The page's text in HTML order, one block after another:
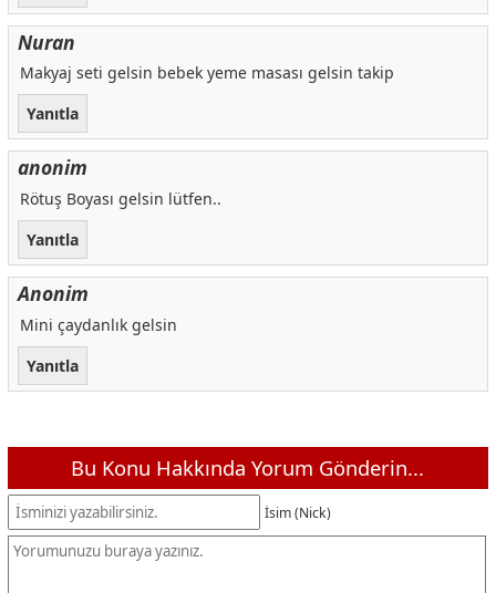
Nuran
Makyaj seti gelsin bebek yeme masası gelsin takip
Yanıtla
anonim
Rötuş Boyası gelsin lütfen..
Yanıtla
Anonim
Mini çaydanlık gelsin
Yanıtla
Bu Konu Hakkında Yorum Gönderin...
İsim (Nick)